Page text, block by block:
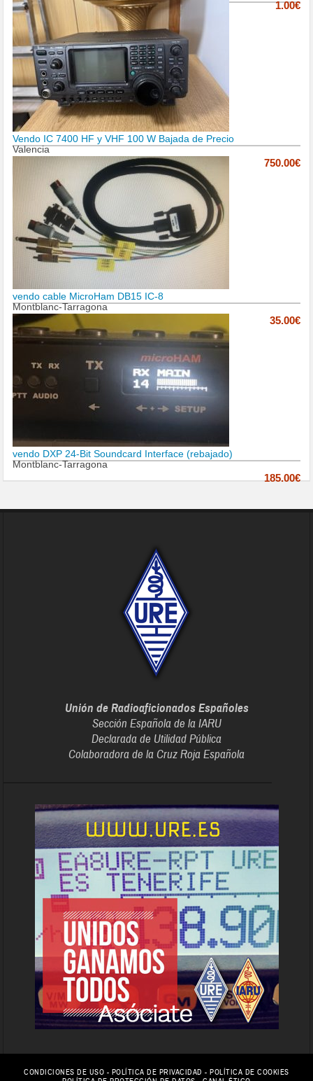
1.00€
Vendo IC 7400 HF y VHF 100 W Bajada de Precio
Valencia
750.00€
vendo cable MicroHam DB15 IC-8
Montblanc-Tarragona
35.00€
vendo DXP 24-Bit Soundcard Interface (rebajado)
Montblanc-Tarragona
185.00€
Unión de Radioaficionados Españoles
Sección Española de la IARU
Declarada de Utilidad Pública
Colaboradora de la Cruz Roja Española
CONDICIONES DE USO - POLÍTICA DE PRIVACIDAD - POLÍTICA DE COOKIES